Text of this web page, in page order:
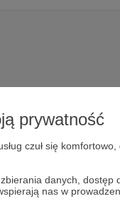
prywatność
czuł się
danych,
nas w
Patronów!